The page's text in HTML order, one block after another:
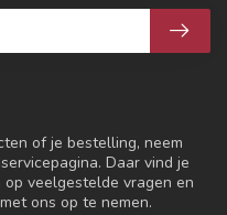
of je bestelling, neem
Daar vind je
veelgestelde vragen en
ons op te nemen.